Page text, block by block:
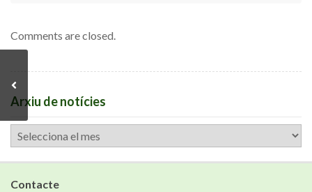
Comments are closed.
Arxiu de notícies
Arxiu
de
notícies
Contacte